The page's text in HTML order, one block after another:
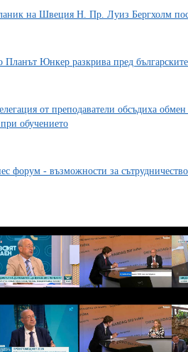
на Швеция Н. Пр. Луиз Бергхолм
Планът Юнкер разкрива пред
от преподаватели обсъдиха
обучението
форум - възможности за